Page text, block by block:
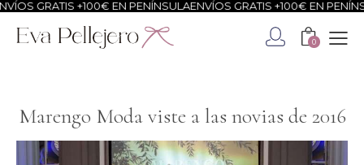
+100€ EN PENÍNSULAENVÍOS GRATIS +100€ EN PENÍNSULA
0
Marengo Moda viste a las novias de 2016